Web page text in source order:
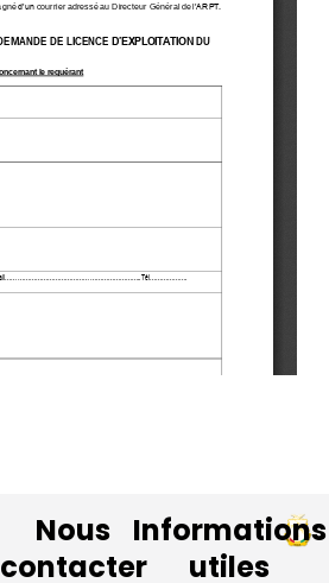
Nous
contacter
Informations
utiles